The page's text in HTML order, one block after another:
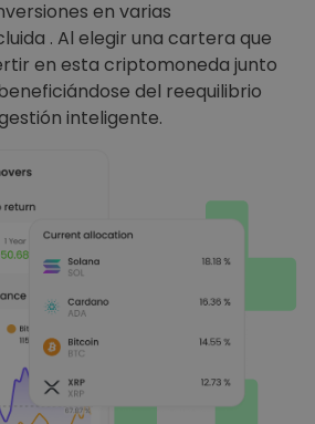
en varias
. Al elegir una cartera que
en esta criptomoneda junto
del reequilibrio
inteligente.